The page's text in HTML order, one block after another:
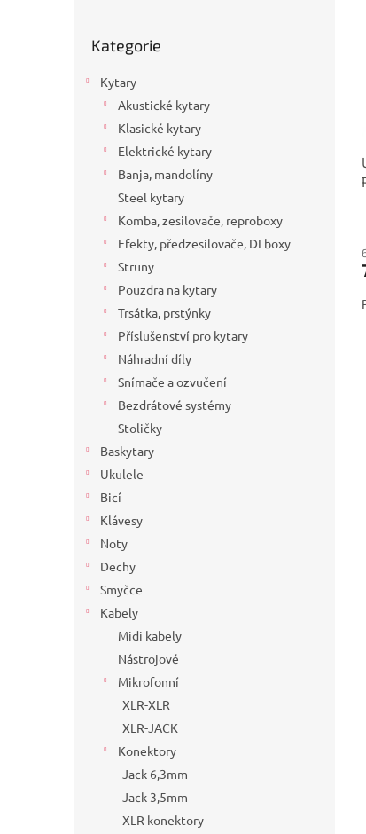
kategorie
Kategorie
Kytary
Akustické kytary
Klasické kytary
Elektrické kytary
Banja, mandolíny
Steel kytary
Komba, zesilovače, reproboxy
Efekty, předzesilovače, DI boxy
Struny
Pouzdra na kytary
Trsátka, prstýnky
Příslušenství pro kytary
Náhradní díly
Snímače a ozvučení
Bezdrátové systémy
Stoličky
Baskytary
Ukulele
Bicí
Klávesy
Noty
Dechy
Smyčce
Kabely
Midi kabely
Nástrojové
Mikrofonní
XLR-XLR
XLR-JACK
Konektory
Jack 6,3mm
Jack 3,5mm
XLR konektory